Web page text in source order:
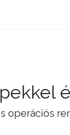
operációs